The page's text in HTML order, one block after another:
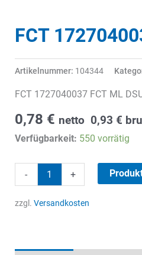
FCT
Artikelnummer: 104344
FCT 1727040037 FCT ML
0,78 € netto 0,93 €
Verfügbarkeit: 550 vorrätig
-
1727040037
Menge
+
zzgl. Versandkosten